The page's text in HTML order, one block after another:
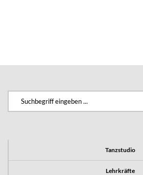
Tanzstudio
Lehrkräfte